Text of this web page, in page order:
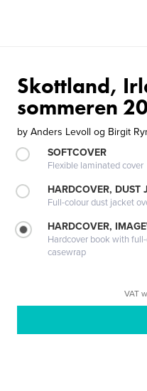
Skottland,
sommeren
by Anders Levoll og Birgit
SOFTCOVER
Flexible laminated cover
HARDCOVER, DUST
Full-colour dust jacket
HARDCOVER,
Hardcover book with
casewrap
VAT